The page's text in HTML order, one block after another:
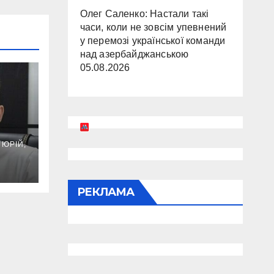
Олег Саленко: Настали такі
часи, коли не зовсім упевнений
у перемозі української команди
над азербайджанською
05.08.2026
РЕКЛАМА